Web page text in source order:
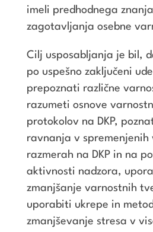
imeli predhodnega
zagotavljanja osebne
Cilj usposabljanja je bil,
po uspešno zaključeni
prepoznati različne
razumeti osnove
protokolov na DKP,
ravnanja v spremenjenih
razmerah na DKP in na
aktivnosti nadzora,
zmanjšanje varnostnih
uporabiti ukrepe in
zmanjševanje stresa v